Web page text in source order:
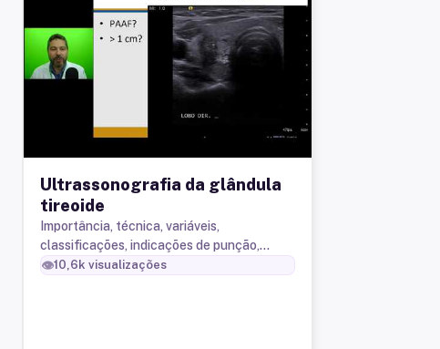
Ultrassonografia da glândula
tireoide
Importância, técnica, variáveis,
classificações, indicações de punção,
linfonodos cervicais, aplicações na sala
👁️10,6k visualizações